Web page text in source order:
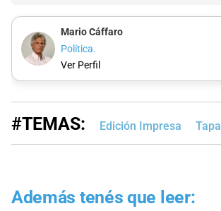
Mario Cáffaro
Política.
Ver Perfil
#TEMAS: Edición Impresa Tapa
Además tenés que leer: